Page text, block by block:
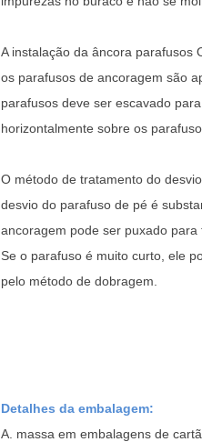
A instalação da âncora parafusos
os parafusos de ancoragem são
parafusos deve ser escavado
horizontalmente sobre os
O método de tratamento do
desvio do parafuso de pé é
ancoragem pode ser puxado
Se o parafuso é muito curto, ele
pelo método de dobragem.
Detalhes da embalagem:
A. massa em embalagens de